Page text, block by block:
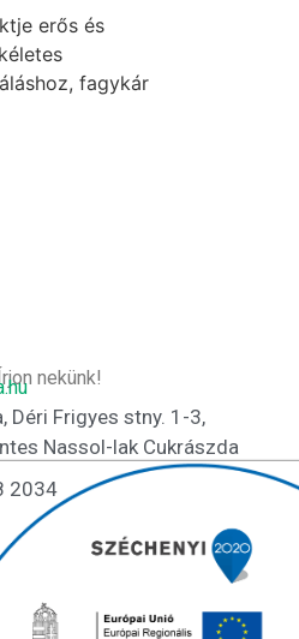
erős és
fagykár
nekünk!
Déri Frigyes stny. 1-3,
Nassol-lak Cukrászda
2034